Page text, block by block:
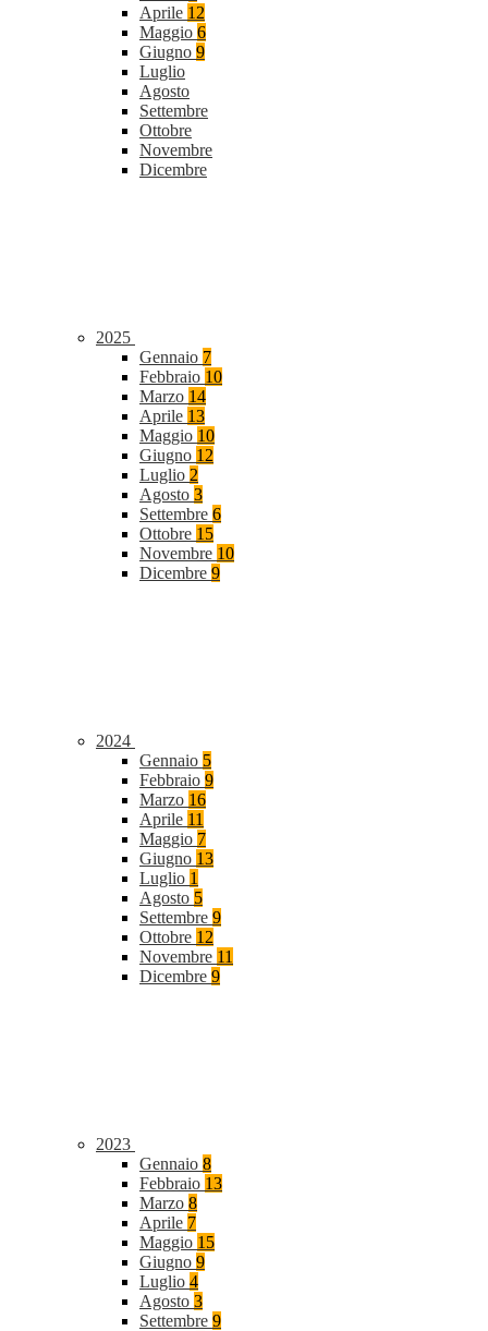
Aprile 12
Maggio 6
Giugno 9
Luglio
Agosto
Settembre
Ottobre
Novembre
Dicembre
2025
Gennaio 7
Febbraio 10
Marzo 14
Aprile 13
Maggio 10
Giugno 12
Luglio 2
Agosto 3
Settembre 6
Ottobre 15
Novembre 10
Dicembre 9
2024
Gennaio 5
Febbraio 9
Marzo 16
Aprile 11
Maggio 7
Giugno 13
Luglio 1
Agosto 5
Settembre 9
Ottobre 12
Novembre 11
Dicembre 9
2023
Gennaio 8
Febbraio 13
Marzo 8
Aprile 7
Maggio 15
Giugno 9
Luglio 4
Agosto 3
Settembre 9